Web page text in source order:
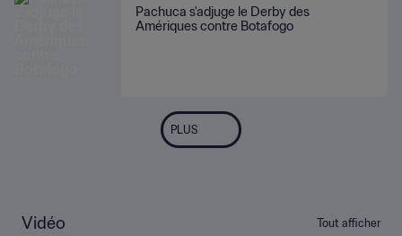
Pachuca s'adjuge le Derby des
Amériques contre Botafogo
PLUS
Vidéo Tout afficher